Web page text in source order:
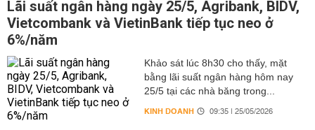
Lãi suất ngân hàng ngày 25/5, Agribank, BIDV,
Vietcombank và VietinBank tiếp tục neo ở
6%/năm
Khảo sát lúc 8h30 cho thấy, mặt
bằng lãi suất ngân hàng hôm nay
25/5 tại các nhà băng trong...
KINH DOANH 09:35 | 25/05/2026